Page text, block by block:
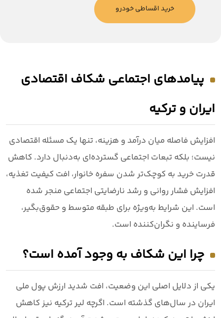
خرید اقساطی خودرو
پیامدهای اجتماعی شکاف اقتصادی
ایران و ترکیه
افزایش فاصله میان درآمد و هزینه، تنها یک مسئله اقتصادی
نیست؛ بلکه تبعات اجتماعی گسترده‌ای به‌دنبال دارد. کاهش
قدرت خرید به کوچک‌تر شدن سفره خانوار، افت کیفیت تغذیه،
افزایش فشار روانی و رشد نارضایتی اجتماعی منجر شده
است. این شرایط به‌ویژه برای طبقه متوسط و حقوق‌بگیر،
فرساینده و نگران‌کننده است.
چرا این شکاف به وجود آمده است؟
یکی از دلایل اصلی این وضعیت، افت شدید ارزش پول ملی
ایران در سال‌های گذشته است. اگرچه لیر ترکیه نیز کاهش